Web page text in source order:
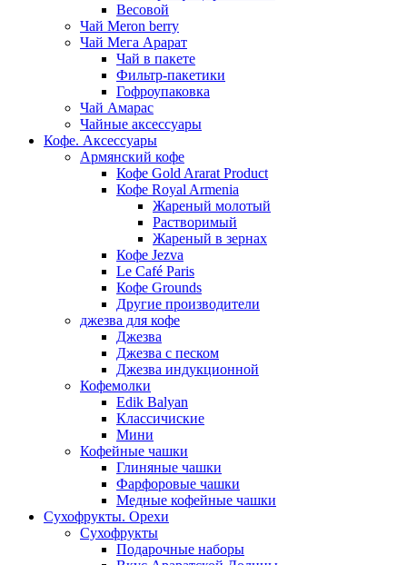
Весовой
Чай Meron berry
Чай Мега Арарат
Чай в пакете
Фильтр-пакетики
Гофроупаковка
Чай Амарас
Чайные аксессуары
Кофе. Аксессуары
Армянский кофе
Кофе Gold Ararat Product
Кофе Royal Armenia
Жареный молотый
Растворимый
Жареный в зернах
Кофе Jezva
Le Café Paris
Кофе Grounds
Другие производители
джезва для кофе
Джезва
Джезва с песком
Джезва индукционной
Кофемолки
Edik Balyan
Классичиские
Мини
Кофейные чашки
Глиняные чашки
Фарфоровые чашки
Медные кофейные чашки
Сухофрукты. Орехи
Сухофрукты
Подарочные наборы